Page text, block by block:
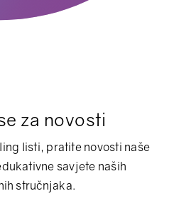
za novosti
listi, pratite novosti naše
savjete naših
stručnjaka.